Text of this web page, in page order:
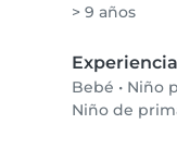
> 9 años
Bebé • Niño
Niño de